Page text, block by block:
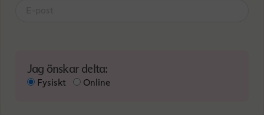
Jag önskar delta:
Fysiskt Online